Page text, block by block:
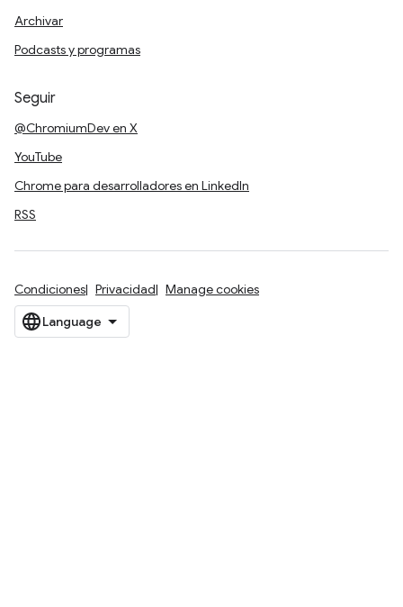
Archivar
Podcasts y programas
Seguir
@ChromiumDev en X
YouTube
Chrome para desarrolladores en LinkedIn
RSS
Condiciones Privacidad Manage cookies